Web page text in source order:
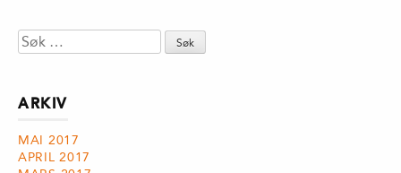
Søk
etter:
ARKIV
MAI 2017
APRIL 2017